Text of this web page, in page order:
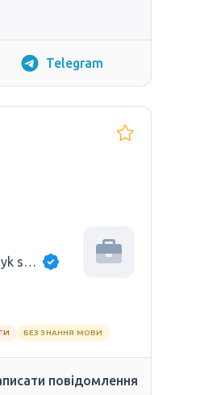
Telegram
Golkonda M.Rujna B.Sieńczyk sp.j.
БЕЗ ЗНАННЯ МОВИ
повідомлення